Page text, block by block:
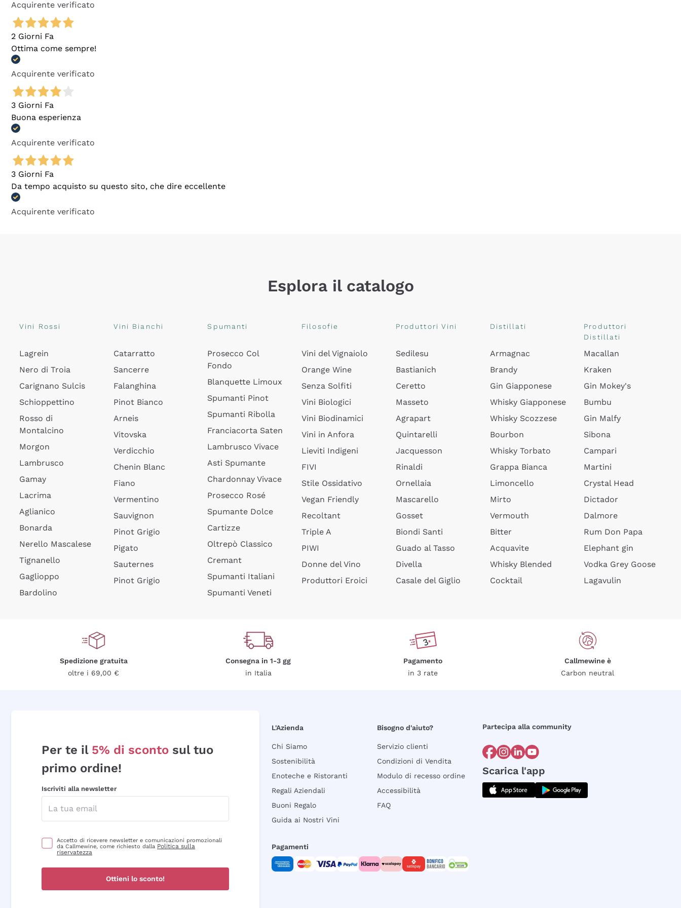
Acquirente verificato
2 Giorni Fa
Ottima come sempre!
Acquirente verificato
3 Giorni Fa
Buona esperienza
Acquirente verificato
3 Giorni Fa
Da tempo acquisto su questo sito, che dire eccellente
Acquirente verificato
Esplora il catalogo
Vini Rossi
Lagrein
Nero di Troia
Carignano Sulcis
Schioppettino
Rosso di
Montalcino
Morgon
Lambrusco
Gamay
Lacrima
Aglianico
Bonarda
Nerello Mascalese
Tignanello
Gaglioppo
Bardolino
Vini Bianchi
Catarratto
Sancerre
Falanghina
Pinot Bianco
Arneis
Vitovska
Verdicchio
Chenin Blanc
Fiano
Vermentino
Sauvignon
Pinot Grigio
Pigato
Sauternes
Pinot Grigio
Spumanti
Prosecco Col
Fondo
Blanquette Limoux
Spumanti Pinot
Spumanti Ribolla
Franciacorta Saten
Lambrusco Vivace
Asti Spumante
Chardonnay Vivace
Prosecco Rosé
Spumante Dolce
Cartizze
Oltrepò Classico
Cremant
Spumanti Italiani
Spumanti Veneti
Filosofie
Vini del Vignaiolo
Orange Wine
Senza Solfiti
Vini Biologici
Vini Biodinamici
Vini in Anfora
Lieviti Indigeni
FIVI
Stile Ossidativo
Vegan Friendly
Recoltant
Triple A
PIWI
Donne del Vino
Produttori Eroici
Produttori Vini
Sedilesu
Bastianich
Ceretto
Masseto
Agrapart
Quintarelli
Jacquesson
Rinaldi
Ornellaia
Mascarello
Gosset
Biondi Santi
Guado al Tasso
Divella
Casale del Giglio
Distillati
Armagnac
Brandy
Gin Giapponese
Whisky Giapponese
Whisky Scozzese
Bourbon
Whisky Torbato
Grappa Bianca
Limoncello
Mirto
Vermouth
Bitter
Acquavite
Whisky Blended
Cocktail
Produttori
Distillati
Macallan
Kraken
Gin Mokey's
Bumbu
Gin Malfy
Sibona
Campari
Martini
Crystal Head
Dictador
Dalmore
Rum Don Papa
Elephant gin
Vodka Grey Goose
Lagavulin
Spedizione gratuita
oltre i 69,00 €
Consegna in 1-3 gg
in Italia
Pagamento
in 3 rate
Callmewine è
Carbon neutral
Per te il 5% di sconto sul tuo
primo ordine!
Iscriviti alla newsletter
Accetto di ricevere newsletter e comunicazioni promozionali
da Callmewine, come richiesto dalla Politica sulla
riservatezza
Ottieni lo sconto!
L'Azienda
Chi Siamo
Sostenibilità
Enoteche e Ristoranti
Regali Aziendali
Buoni Regalo
Guida ai Nostri Vini
Bisogno d'aiuto?
Servizio clienti
Condizioni di Vendita
Modulo di recesso ordine
Accessibilità
FAQ
Partecipa alla community
Scarica l'app
Pagamenti